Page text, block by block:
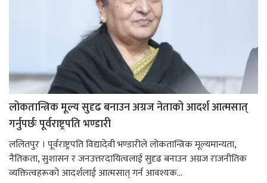
लोकतान्त्रिक मूल्य सुदृढ बनाउन अग्रज नेताको आदर्श आत्मसात्
गर्नुपर्छः पूर्वराष्ट्रपति भण्डारी
ललितपुर । पूर्वराष्ट्रपति विद्यादेवी भण्डारीले लोकतान्त्रिक मूल्यमान्यता,
नैतिकता, सुशासन र जनउत्तरदायित्वलाई सुदृढ बनाउन अग्रज राजनीतिक
व्यक्तित्वहरूको आदर्शलाई आत्मसात् गर्न आवश्यक...